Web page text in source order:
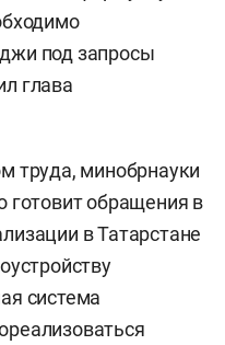
под запросы
глава
труда, минобрнауки
готовит обращения в
в Татарстане
система